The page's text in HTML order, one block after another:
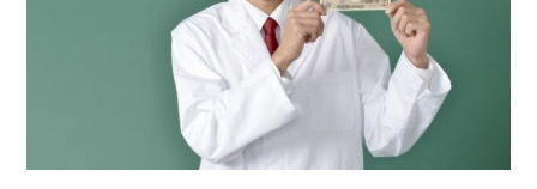
ペー